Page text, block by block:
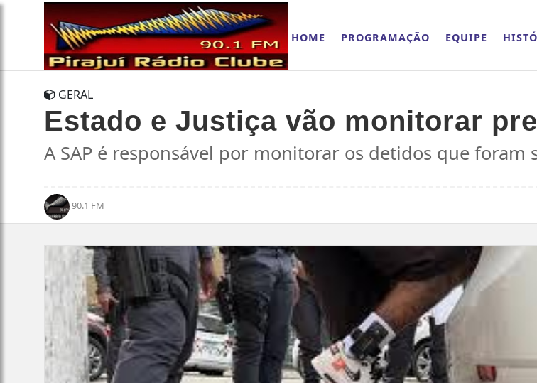
HOME PROGRAMAÇÃO EQUIPE
GERAL
Estado e Justiça vão monitorar
A SAP é responsável por monitorar os detidos que
90.1 FM